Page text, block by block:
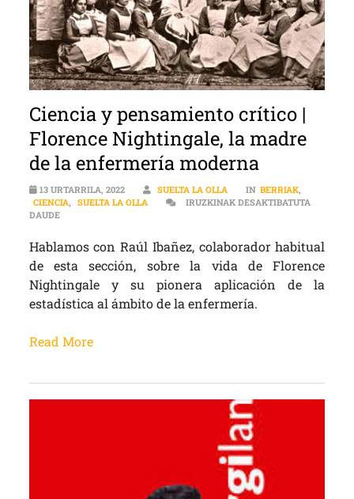
Ciencia y pensamiento crítico |
Florence Nightingale, la madre
de la enfermería moderna
13 URTARRILA, 2022 SUELTA LA OLLA IN BERRIAK,
CIENCIA, SUELTA LA OLLA
IRUZKINAK DESAKTIBATUTA
DAUDECIENCIA Y PENSAMIENTO CRÍTICO | FLORENCE NIGHTINGALE, LA
Hablamos con Raúl Ibañez, colaborador habitual
de esta sección, sobre la vida de Florence
Nightingale y su pionera aplicación de la
estadística al ámbito de la enfermería.
Read More